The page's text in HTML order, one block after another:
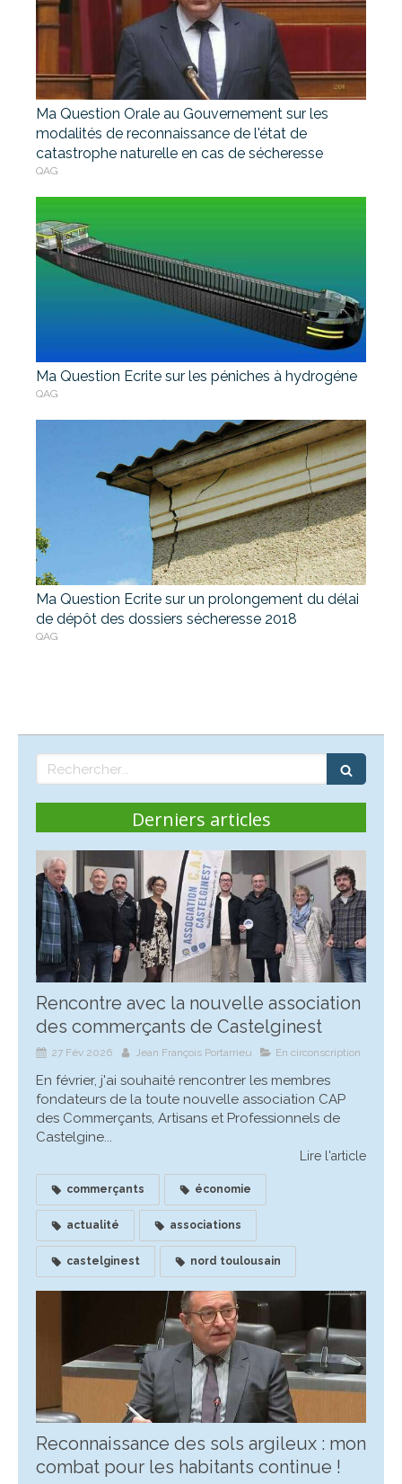
Ma Question Orale au Gouvernement sur les
modalités de reconnaissance de l'état de
catastrophe naturelle en cas de sécheresse
QAG
Ma Question Ecrite sur les péniches à hydrogéne
QAG
Ma Question Ecrite sur un prolongement du délai
de dépôt des dossiers sécheresse 2018
QAG
Rechercher
Derniers articles
Rencontre avec la nouvelle association
des commerçants de Castelginest
27 Fév 2026 Jean François Portarrieu En circonscription
En février, j'ai souhaité rencontrer les membres
fondateurs de la toute nouvelle association CAP
des Commerçants, Artisans et Professionnels de
Castelgine...
Lire l'article
commerçants économie
actualité associations
castelginest nord toulousain
Reconnaissance des sols argileux : mon
combat pour les habitants continue !